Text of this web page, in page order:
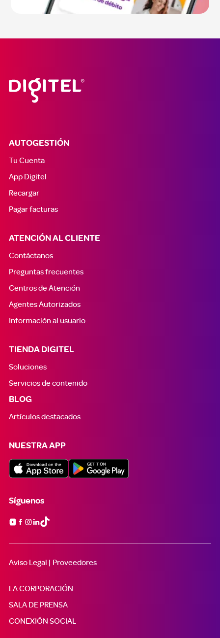
AUTOGESTIÓN
Tu Cuenta
App Digitel
Recargar
Pagar facturas
ATENCIÓN AL CLIENTE
Contáctanos
Preguntas frecuentes
Centros de Atención
Agentes Autorizados
Información al usuario
TIENDA DIGITEL
Soluciones
Servicios de contenido
BLOG
Artículos destacados
NUESTRA APP
Síguenos

Aviso Legal | Proveedores
LA CORPORACIÓN
SALA DE PRENSA
CONEXIÓN SOCIAL